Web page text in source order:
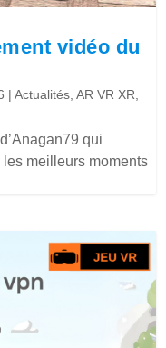
vidéo du
|Actualités ,AR VR XR
qui
meilleurs moments